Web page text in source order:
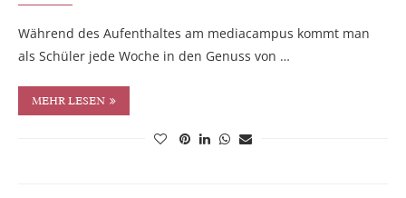
Während des Aufenthaltes am mediacampus kommt man
als Schüler jede Woche in den Genuss von …
MEHR LESEN